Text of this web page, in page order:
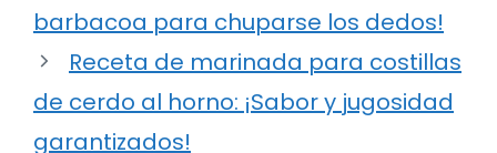
barbacoa para chuparse los dedos!
Receta de marinada para costillas
de cerdo al horno: ¡Sabor y jugosidad
garantizados!